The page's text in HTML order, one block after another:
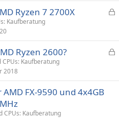
p
e
Ryzen 7 2700X
Kaufberatung
p
Ryzen 2600?
Kaufberatung
2018
FX-9590 und 4x4GB
CPUs: Kaufberatung